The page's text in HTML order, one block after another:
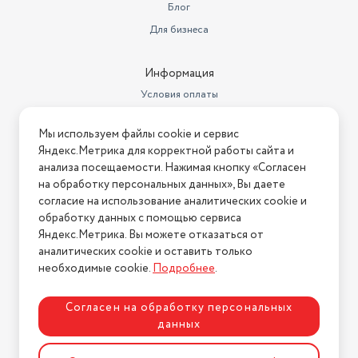
Форма поддона Четверть круга
Блог
Для бизнеса
Информация
Условия оплаты
Условия возврата
Нашли ошибку на сайте? Напишите нам
2026 © Интернет-магазин "АстМаркет". У нас есть всё!
Политика конфиденциальности
Разработка сайтаASTDESIGN
Мы используем файлы cookie и сервис
Яндекс.Метрика для корректной работы сайта и
анализа посещаемости. Нажимая кнопку «Согласен
на обработку персональных данных», Вы даете
согласие на использование аналитических cookie и
обработку данных с помощью сервиса
Яндекс.Метрика. Вы можете отказаться от
аналитических cookie и оставить только
необходимые cookie.Подробнее.
Согласен на обработку персональных
данных